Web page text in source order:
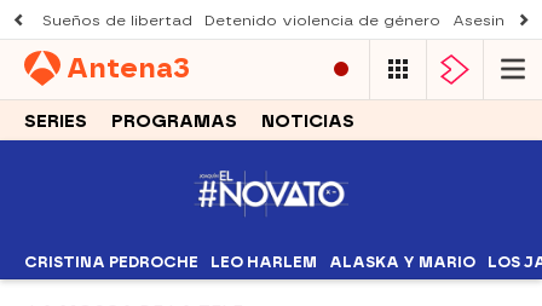
Sueños de libertad Detenido violencia de género Asesinato
Antena3
SERIES PROGRAMAS NOTICIAS
CRISTINA PEDROCHE LEO HARLEM ALASKA Y MARIO LOS